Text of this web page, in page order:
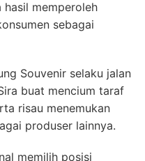
hasil memperoleh
sebagai
Souvenir selaku jalan
buat mencium taraf
risau menemukan
produser lainnya.
memilih posisi